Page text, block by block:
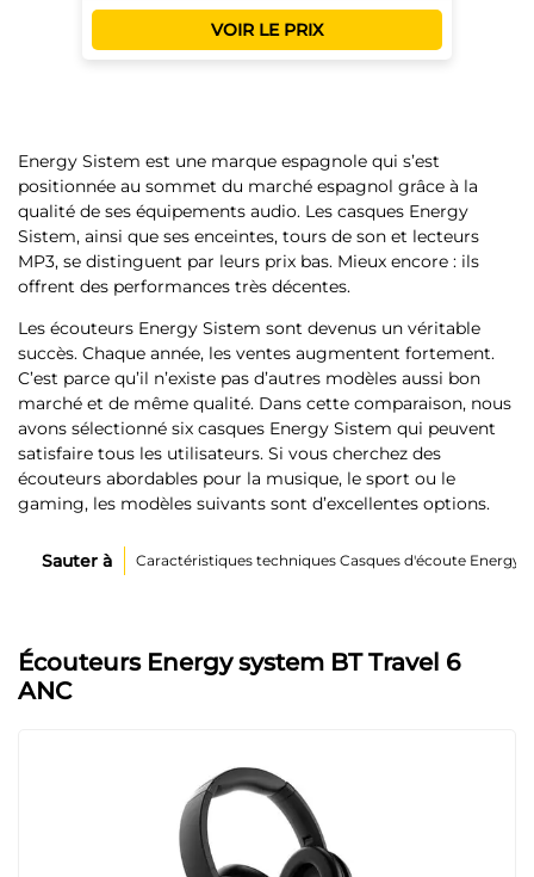
VOIR LE PRIX
Energy Sistem est une marque espagnole qui s’est
positionnée au sommet du marché espagnol grâce à la
qualité de ses équipements audio. Les casques Energy
Sistem, ainsi que ses enceintes, tours de son et lecteurs
MP3, se distinguent par leurs prix bas. Mieux encore : ils
offrent des performances très décentes.
Les écouteurs Energy Sistem sont devenus un véritable
succès. Chaque année, les ventes augmentent fortement.
C’est parce qu’il n’existe pas d’autres modèles aussi bon
marché et de même qualité. Dans cette comparaison, nous
avons sélectionné six casques Energy Sistem qui peuvent
satisfaire tous les utilisateurs. Si vous cherchez des
écouteurs abordables pour la musique, le sport ou le
gaming, les modèles suivants sont d’excellentes options.
Sauter à Caractéristiques techniques Casques d'écoute Energy
Écouteurs Energy system BT Travel 6
ANC